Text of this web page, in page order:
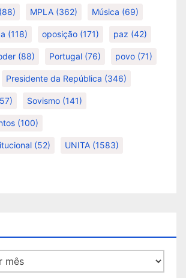
(88) MPLA (362) Música (69)
(118) oposição (171) paz (42)
(88) Portugal (76) povo (71)
Presidente da República (346)
Sovismo (141)
(100)
(52) UNITA (1583)